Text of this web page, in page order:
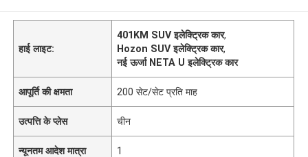
हाई लाइट:
401KM SUV इलेक्ट्रिक कार,
Hozon SUV इलेक्ट्रिक कार,
नई ऊर्जा NETA U इलेक्ट्रिक कार
आपूर्ति की क्षमता 200 सेट/सेट प्रति माह
उत्पत्ति के प्लेस चीन
न्यूनतम आदेश मात्रा 1